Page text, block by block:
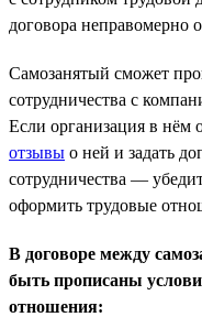
договора неправомерно
Самозанятый сможет
сотрудничества с
Если организация в нём
отзывы о ней и задать
сотрудничества —
оформить трудовые
В договоре между
быть прописаны
отношения: